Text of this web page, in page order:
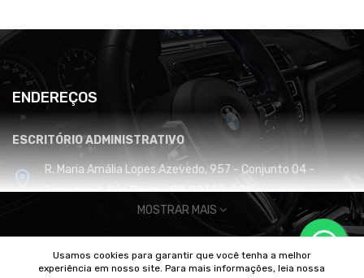
ENDEREÇOS
ESCRITÓRIO ADMINISTRATIVO
R. Maria Amália Lopes Azevedo, 957 - Conjunto 04 -
Tremembé, São Paulo - SP, 02350-001
CENTRO DE DISTRIBUIÇÃO E LOGÍSTICA
Cabreúva / SP
MOSTRAR MAIS
© 2010/2025 Imperador Motores |DhiWeb Desenvolvimento de
Usamos cookies para garantir que você tenha a melhor
experiência em nosso site. Para mais informações, leia nossa